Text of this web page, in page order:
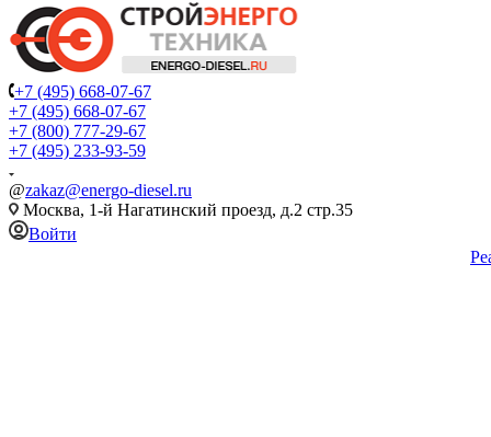
+7 (495) 668-07-67
+7 (495) 668-07-67
+7 (800) 777-29-67
+7 (495) 233-93-59
@zakaz@energo-diesel.ru
Москва, 1-й Нагатинский проезд, д.2 стр.35
Войти